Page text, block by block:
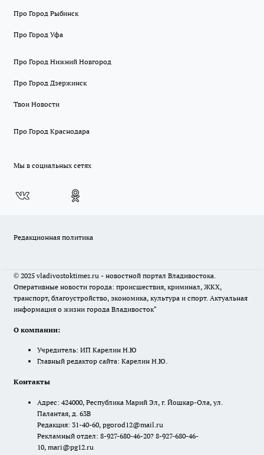
Про Город Рыбинск
Про Город Уфа
Про Город Нижний Новгород
Про Город Дзержинск
Твои Новости
Про Город Краснодара
Мы в социальных сетях
Редакционная политика
© 2025 vladivostoktimes.ru - новостной портал Владивостока.
Оперативные новости города: происшествия, криминал, ЖКХ,
транспорт, благоустройство, экономика, культура и спорт. Актуальная
информация о жизни города Владивосток"
О компании:
Учредитель: ИП Карелин Н.Ю
Главный редактор сайта: Карелин Н.Ю.
Контакты
Адрес: 424000, Республика Марий Эл, г. Йошкар-Ола, ул.
Палантая, д. 63В
Редакция: 31-40-60, pgorod12@mail.ru
Рекламный отдел: 8-927-680-46-20? 8-927-680-46-
10, mari@pg12.ru